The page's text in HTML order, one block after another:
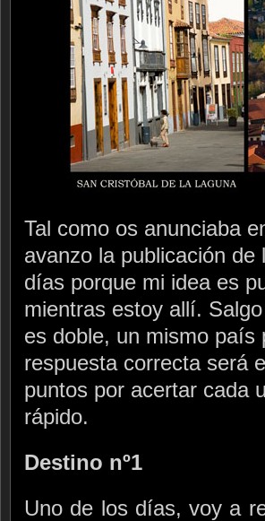
Tal como os anunciaba
avanzo la publicación
días porque mi idea es
mientras estoy allí.
es doble, un mismo país
respuesta correcta será
puntos por acertar cada
rápido.
Destino nº1
Uno de los días, voy a